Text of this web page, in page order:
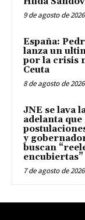
9 de agosto de 2026
España:
lanza un
por la crisis
Ceuta
8 de agosto de 2026
JNE se lava
adelanta
y
buscan
encubiertas”
7 de agosto de 2026